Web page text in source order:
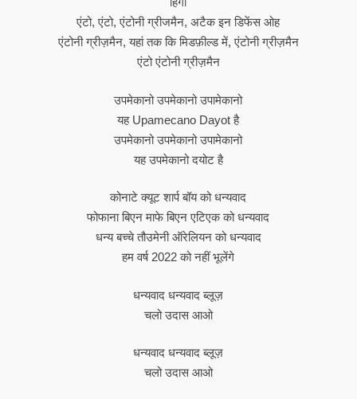
एंटो, एंटो, एंटोनी ग्रीजमैन, अटैक इन डिफेंस ओह
एंटोनी ग्रीज़मैन, यहां तक कि मिडफ़ील्ड में, एंटोनी ग्रीज़मैन
एंटो एंटोनी ग्रीज़मैन
उपमेकानो उपमेकानो उपामेकानो
यह Upamecano Dayot है
उपमेकानो उपमेकानो उपामेकानो
यह उपमेकानो दयोट है
कोनाटे क्यूट शार्प बॉय को धन्यवाद
फोफाना बिएन माफे बिएन एटिएक को धन्यवाद
धन्य बच्चे तौउमेनी ऑरेलियन को धन्यवाद
हम वर्ष 2022 को नहीं भूलेंगे
धन्यवाद धन्यवाद ब्लूज़
चलो उदास आओ
धन्यवाद धन्यवाद ब्लूज़
चलो उदास आओ